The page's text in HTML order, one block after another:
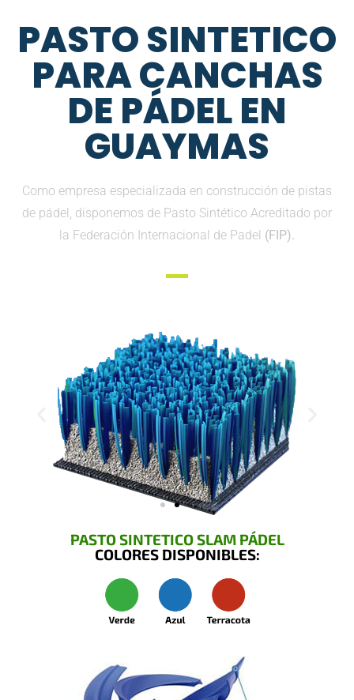
PASTO SINTETICO
PARA CANCHAS
DE PÁDEL EN
GUAYMAS
Como empresa especializada en construcción de pistas
de pádel, disponemos de Pasto Sintético Acreditado por
la Federación Internacional de Padel (FIP).
PASTO SINTETICO SLAM PÁDEL
COLORES DISPONIBLES: